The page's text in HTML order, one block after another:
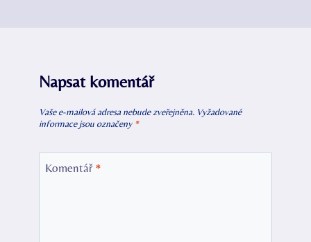
Napsat komentář
Vaše e-mailová adresa nebude zveřejněna. Vyžadované
informace jsou označeny *
Komentář *